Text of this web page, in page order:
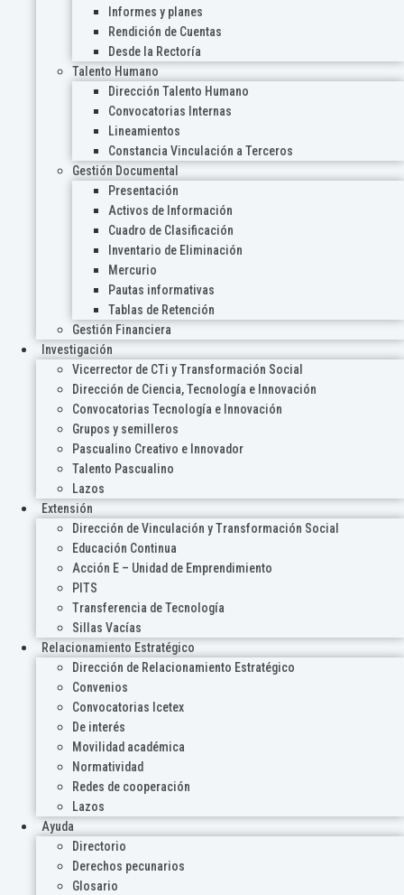
Informes y planes
Rendición de Cuentas
Desde la Rectoría
Talento Humano
Dirección Talento Humano
Convocatorias Internas
Lineamientos
Constancia Vinculación a Terceros
Gestión Documental
Presentación
Activos de Información
Cuadro de Clasificación
Inventario de Eliminación
Mercurio
Pautas informativas
Tablas de Retención
Gestión Financiera
Investigación
Vicerrector de CTi y Transformación Social
Dirección de Ciencia, Tecnología e Innovación
Convocatorias Tecnología e Innovación
Grupos y semilleros
Pascualino Creativo e Innovador
Talento Pascualino
Lazos
Extensión
Dirección de Vinculación y Transformación Social
Educación Continua
Acción E – Unidad de Emprendimiento
PITS
Transferencia de Tecnología
Sillas Vacías
Relacionamiento Estratégico
Dirección de Relacionamiento Estratégico
Convenios
Convocatorias Icetex
De interés
Movilidad académica
Normatividad
Redes de cooperación
Lazos
Ayuda
Directorio
Derechos pecunarios
Glosario